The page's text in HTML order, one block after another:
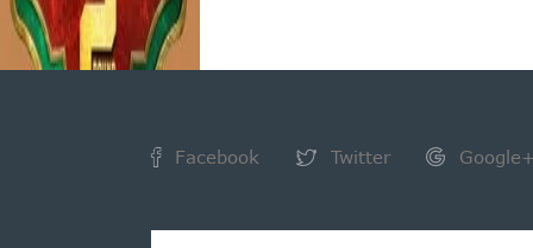
Facebook Twitter Google+